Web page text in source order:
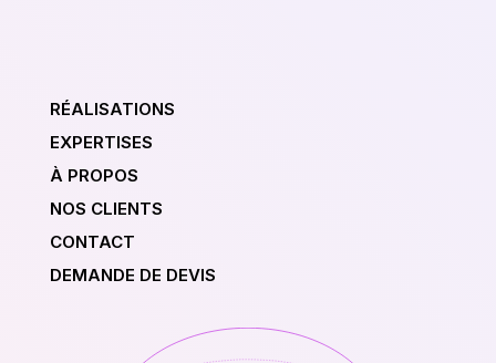
RÉALISATIONS
EXPERTISES
À PROPOS
NOS CLIENTS
CONTACT
DEMANDE DE DEVIS